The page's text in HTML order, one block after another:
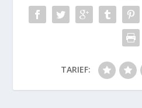
TARIEF: